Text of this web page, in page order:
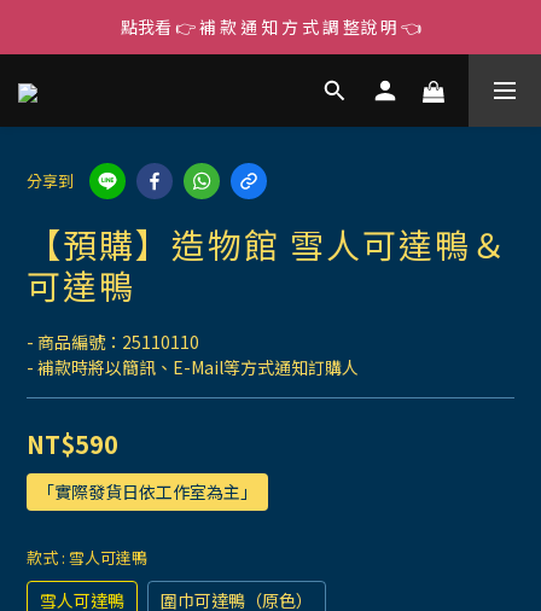
點我看 👉 補 款 通 知 方 式 調 整說 明 👈
分享到
【預購】造物館 雪人可達鴨＆
可達鴨
- 商品編號：25110110
- 補款時將以簡訊、E-Mail等方式通知訂購人
NT$590
「實際發貨日依工作室為主」
款式 : 雪人可達鴨
雪人可達鴨
圍巾可達鴨（原色）